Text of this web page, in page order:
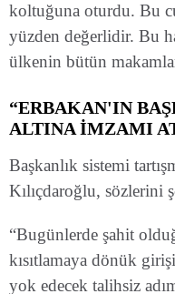
koltuğuna oturdu. Bu
yüzden değerlidir. Bu
ülkenin bütün
“ERBAKAN'IN
ALTINA İMZAMI
Başkanlık sistemi
Kılıçdaroğlu, sözlerini
“Bugünlerde şahit
kısıtlamaya dönük
yok edecek talihsiz